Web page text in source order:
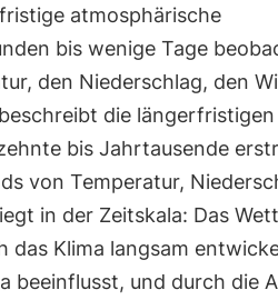
atmosphärische
bis wenige Tage
den Niederschlag, den
die längerfristigen
bis Jahrtausende
von Temperatur,
in der Zeitskala: Das
das Klima langsam
beeinflusst, und durch die